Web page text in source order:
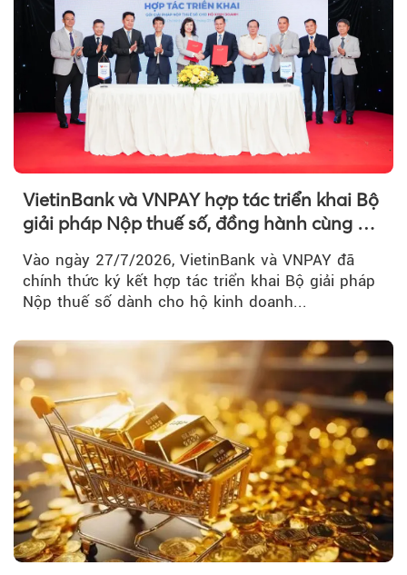
VietinBank và VNPAY hợp tác triển khai Bộ
giải pháp Nộp thuế số, đồng hành cùng hộ
Vào ngày 27/7/2026, VietinBank và VNPAY đã
chính thức ký kết hợp tác triển khai Bộ giải pháp
Nộp thuế số dành cho hộ kinh doanh...